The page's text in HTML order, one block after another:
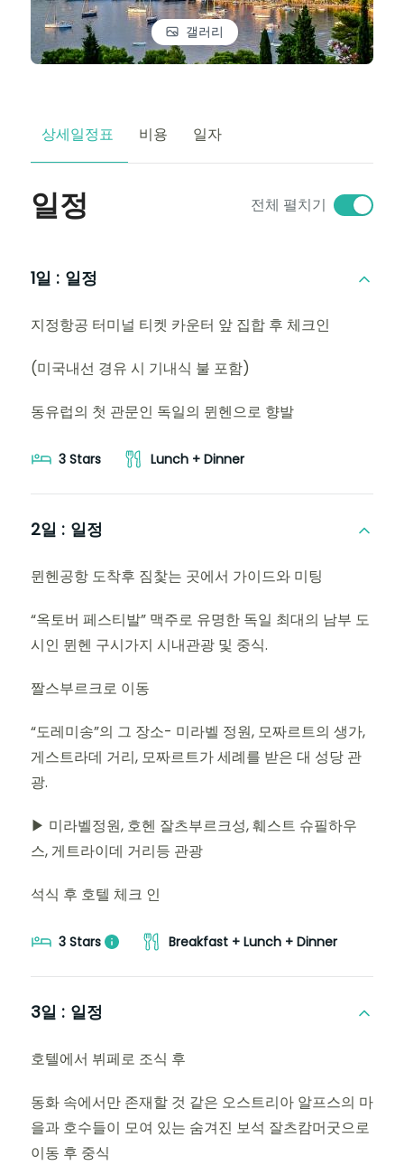
갤러리
상세일정표 비용 일자
일정 전체 펼치기
1일 : 일정
지정항공 터미널 티켓 카운터 앞 집합 후 체크인
(미국내선 경유 시 기내식 불 포함)
동유럽의 첫 관문인 독일의 뮌헨으로 향발
3 Stars Lunch + Dinner
2일 : 일정
뮌헨공항 도착후 짐찿는 곳에서 가이드와 미팅
“옥토버 페스티발” 맥주로 유명한 독일 최대의 남부 도
시인 뮌헨 구시가지 시내관광 및 중식.
짤스부르크로 이동
“도레미송”의 그 장소- 미라벨 정원, 모짜르트의 생가,
게스트라데 거리, 모짜르트가 세례를 받은 대 성당 관
광.
▶ 미라벨정원, 호헨 잘츠부르크성, 훼스트 슈필하우
스, 게트라이데 거리등 관광
석식 후 호텔 체크 인
3 Stars Breakfast + Lunch + Dinner
3일 : 일정
호텔에서 뷔페로 조식 후
동화 속에서만 존재할 것 같은 오스트리아 알프스의 마
을과 호수들이 모여 있는 숨겨진 보석 잘츠캄머굿으로
이동 후 중식